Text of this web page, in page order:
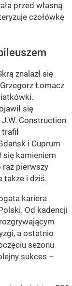
przed własną
czołówkę
znalazł się
Łomacz
się
Construction
i Cuprum
się kamieniem
raz pierwszy
także i dziś.
kariera
Od kadencji
a ostatnio
sezonu
sukces –